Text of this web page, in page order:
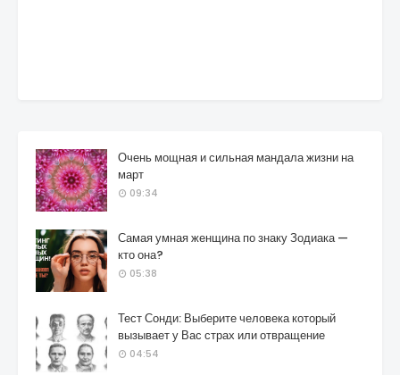
Очень мощная и сильная мандала жизни на
март
09:34
Самая умная женщина по знаку Зодиака —
кто она?
05:38
Тест Сонди: Выберите человека который
вызывает у Вас страх или отвращение
04:54